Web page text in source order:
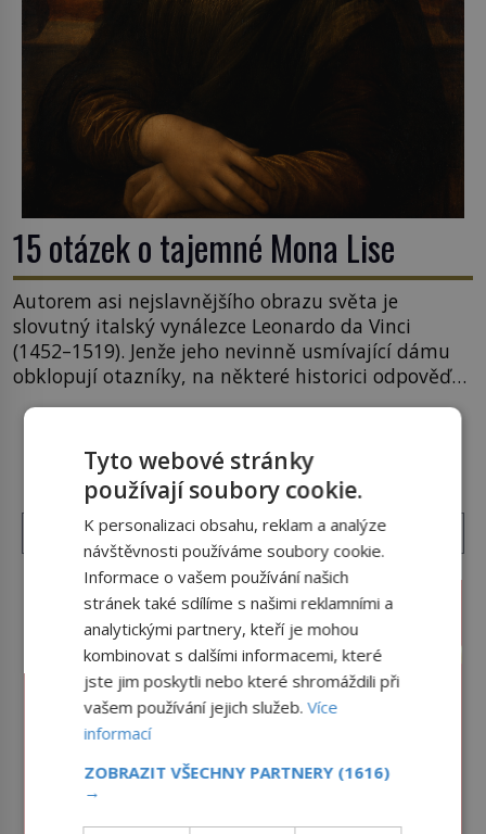
15 otázek o tajemné Mona Lise
Autorem asi nejslavnějšího obrazu světa je
slovutný italský vynálezce Leonardo da Vinci
(1452–1519). Jenže jeho nevinně usmívající dámu
obklopují otazníky, na některé historici odpověď
pověsil Napoleon? Samotný císař Napoleon
Bonaparte (1769–1821) má pro malbu slabost, a
tak si ji ještě jako první konzul přemístí do své
ložnice v Tuilerisjkém […]
DALŠÍ ČLÁNKY Z RUBRIKY ›
Tyto webové stránky
používají soubory cookie.
K personalizaci obsahu, reklam a analýze
návštěvnosti používáme soubory cookie.
Informace o vašem používání našich
stránek také sdílíme s našimi reklamními a
analytickými partnery, kteří je mohou
kombinovat s dalšími informacemi, které
jste jim poskytli nebo které shromáždili při
vašem používání jejich služeb.Více
informací
ZOBRAZIT VŠECHNY PARTNERY (1616)
→